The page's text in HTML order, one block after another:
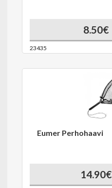
8.50€
23435
Eumer Perhohaavi
14.90€